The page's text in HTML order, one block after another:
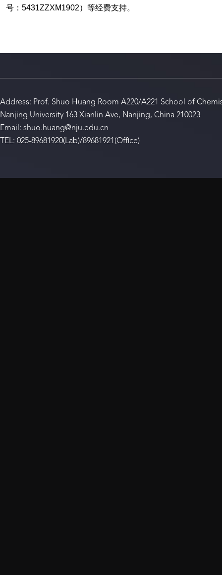
号： 5431ZZXM1902）等经费支持。
Address: Prof. Shuo Huang Room A220/A221 School of
Nanjing University 163 Xianlin Ave, Nanjing, China 210023
Email: shuo.huang@nju.edu.cn
TEL: 025-89681920(Lab)/89681921(Office)